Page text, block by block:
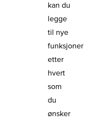
kan du
legge
til nye
funksjoner
etter
hvert
som
du
ønsker